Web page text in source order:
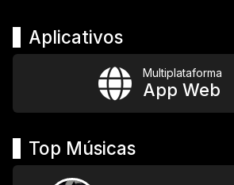
Aplicativos
Multiplataforma
App Web
Top Músicas